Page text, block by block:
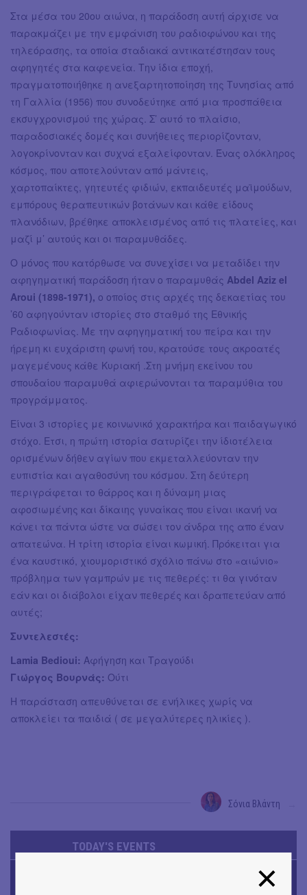
Στα μέσα του 20ου αιώνα, η παράδοση αυτή άρχισε να
παρακμάζει με την εμφάνιση του ραδιοφώνου και της
τηλεόρασης, τα οποία σταδιακά αντικατέστησαν τους
αφηγητές στα καφενεία. Την ίδια εποχή,
πραγματοποιήθηκε η ανεξαρτητοποίηση της Τυνησίας από
τη Γαλλία (1956) που συνοδεύτηκε από μια προσπάθεια
εκσυγχρονισμού της χώρας. Σ’ αυτό το πλαίσιο,
παραδοσιακές δομές και συνήθειες περιορίζονταν,
λογοκρίνονταν και συχνά εξαλείφονταν. Ένας ολόκληρος
κόσμος, που αποτελούνταν από μάντεις,
χαρτοπαίκτες, γητευτές φιδιών, εκπαιδευτές μαϊμούδων,
εμπόρους θεραπευτικών βοτάνων και κάθε είδους
πλανόδιων, βρέθηκε αποκλεισμένος από τις πλατείες, και
μαζί μ’ αυτούς και οι παραμυθάδες.
Ο μόνος που κατόρθωσε να συνεχίσει να μεταδίδει την
αφηγηματική παράδοση ήταν ο παραμυθάς Abdel Aziz el
Aroui (1898-1971), ο οποίος στις αρχές της δεκαετίας του
’60 αφηγούνταν ιστορίες στο σταθμό της Εθνικής
Ραδιοφωνίας. Με την αφηγηματική του πείρα και την
ήρεμη κι ευχάριστη φωνή του, κρατούσε τους ακροατές
μαγεμένους κάθε Κυριακή .Στη μνήμη εκείνου του
σπουδαίου παραμυθά αφιερώνονται τα παραμύθια του
προγράμματος.
Είναι 3 ιστορίες με κοινωνικό χαρακτήρα και παιδαγωγικό
στόχο. Ετσι, η πρώτη ιστορία σατυρίζει την ίδιοτέλεια
ορισμένων δήθεν αγίων που εκμεταλλεύονταν την
ευπιστία και αγαθοσύνη του κόσμου. Στη δεύτερη
περιγράφεται το θάρρος και η δύναμη μιας
αφοσιωμένης και δίκαιης γυναίκας που είναι ικανή να
κάνει τα πάντα ώστε να σώσει τον άνδρα της απο έναν
απατεώνα. Η τρίτη ιστορία είναι κωμική. Πρόκειται για
ένα καυστικό, χιουμοριστικό σχόλιο πάνω στο «αιώνιο»
πρόβλημα των γαμπρών με τις πεθερές: τι θα γινόταν
εάν και οι διάβολοι είχαν πεθερές και δραπετεύαν από
αυτές;
Συντελεστές:
Lamia Bedioui: Αφήγηση και Τραγούδι
Γιώργος Βουρνάς: Ούτι
Η παράσταση απευθύνεται σε ενήλικες χωρίς να
αποκλείει τα παιδιά ( σε μεγαλύτερες ηλικίες ).
Σόνια Βλάντη
TODAY'S EVENTS